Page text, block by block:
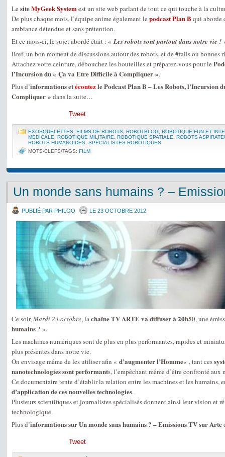
Le siteMyGeek Systemest un site web parlant de tout ce qui touche à la
De plus chaque mois, l’équipe anime également le podcast Plan B qui aborde
ambiance détendue et sans prétention.
Et ce mois-ci, le sujet abordé était : « Les robots sont partout dans notre vie !
Bref, un bon moment de discussions autour des robots, et de #fails ou bonnes
Attachez votre ceinture, débouchez les bouteilles et préparez-vous pour le
l’Incursion du « Ça va Etre Difficile à Compliquer ».
Plus d’informations etécoutezle Podcast Plan B – Les Robots, l’Incursion
Compliquer » dans la suite…
Tweet
EXOSQUELETTES FILMS DE ROBOTS ROBOTBLOG
ROBOTIQUE FUN ET
MÉDICALE
ROBOTIQUE MILITAIRE ROBOTIQUE SPATIALE
ROBOTS
ROBOTS HUMANOÏDES SPÉCIALISTES ROBOTIQUES
MOTS-CLEFS/TAGS: FILM
Un monde sans humains ? –
PUBLIÉ PAR PHILOO LE 23 OCTOBRE 2012
Ce soir,Mardi 23 octobre, lachaîne TV ARTE va diffuser à 20h50, une
humains ? ».
Les machines numériques sont de plus en plus performantes, rapides et
plus présentes dans notre vie.
On envisage même de les utiliser afin « d’augmenter l’Homme« , tant ces
nanotechnologies sont performants, l’empêchant même d’être confronté aux
Ce documentaire tente d’établir la relation entre les machines et les humains,
d’application de ces nouvelles technologies.
Plusieurs scientifiques et journalistes spécialisés donnent ainsi leur vision et
technologique.
Plus d’informations sur Un monde sans humains ? – Emissions TV sur Arte
Tweet